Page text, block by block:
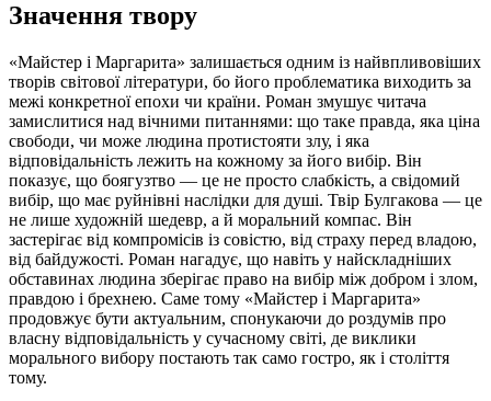
Значення твору
«Майстер і Маргарита» залишається одним із найвпливовіших
творів світової літератури, бо його проблематика виходить за
межі конкретної епохи чи країни. Роман змушує читача
замислитися над вічними питаннями: що таке правда, яка ціна
свободи, чи може людина протистояти злу, і яка
відповідальність лежить на кожному за його вибір. Він
показує, що боягузтво — це не просто слабкість, а свідомий
вибір, що має руйнівні наслідки для душі. Твір Булгакова — це
не лише художній шедевр, а й моральний компас. Він
застерігає від компромісів із совістю, від страху перед владою,
від байдужості. Роман нагадує, що навіть у найскладніших
обставинах людина зберігає право на вибір між добром і злом,
правдою і брехнею. Саме тому «Майстер і Маргарита»
продовжує бути актуальним, спонукаючи до роздумів про
власну відповідальність у сучасному світі, де виклики
морального вибору постають так само гостро, як і століття
тому.